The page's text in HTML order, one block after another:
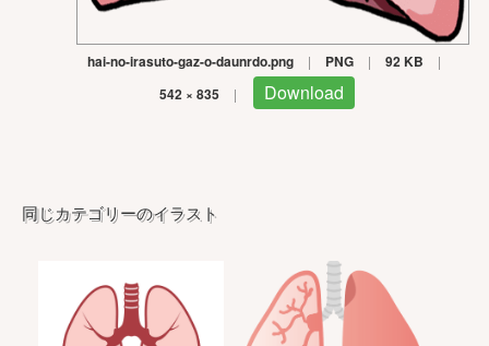
hai-no-irasuto-gaz-o-daunrdo.png | PNG | 92 KB |
542 × 835 | Download
同じカテゴリーのイラスト